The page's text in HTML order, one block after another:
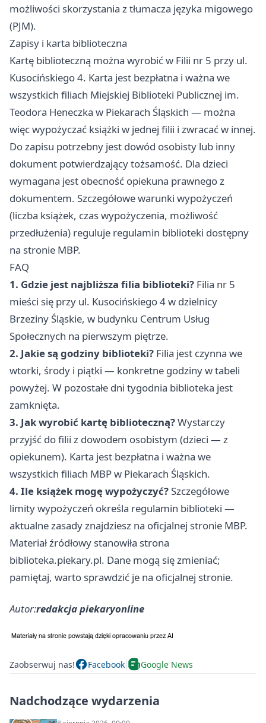
możliwości skorzystania z tłumacza języka migowego
(PJM).
Zapisy i karta biblioteczna
Kartę biblioteczną można wyrobić w Filii nr 5 przy ul.
Kusocińskiego 4. Karta jest bezpłatna i ważna we
wszystkich filiach Miejskiej Biblioteki Publicznej im.
Teodora Heneczka w Piekarach Śląskich — można
więc wypożyczać książki w jednej filii i zwracać w innej.
Do zapisu potrzebny jest dowód osobisty lub inny
dokument potwierdzający tożsamość. Dla dzieci
wymagana jest obecność opiekuna prawnego z
dokumentem. Szczegółowe warunki wypożyczeń
(liczba książek, czas wypożyczenia, możliwość
przedłużenia) reguluje regulamin biblioteki dostępny
na stronie MBP.
FAQ
1. Gdzie jest najbliższa filia biblioteki? Filia nr 5
mieści się przy ul. Kusocińskiego 4 w dzielnicy
Brzeziny Śląskie, w budynku Centrum Usług
Społecznych na pierwszym piętrze.
2. Jakie są godziny biblioteki? Filia jest czynna we
wtorki, środy i piątki — konkretne godziny w tabeli
powyżej. W pozostałe dni tygodnia biblioteka jest
zamknięta.
3. Jak wyrobić kartę biblioteczną?Wystarczy
przyjść do filii z dowodem osobistym (dzieci — z
opiekunem). Karta jest bezpłatna i ważna we
wszystkich filiach MBP w Piekarach Śląskich.
4. Ile książek mogę wypożyczyć?Szczegółowe
limity wypożyczeń określa regulamin biblioteki —
aktualne zasady znajdziesz na oficjalnej stronie MBP.
Materiał źródłowy stanowiła strona
biblioteka.piekary.pl. Dane mogą się zmieniać;
pamiętaj, warto sprawdzić je na oficjalnej stronie.
Autor:redakcja piekaryonline
Zaobserwuj nas! Facebook Google News
Nadchodzące wydarzenia